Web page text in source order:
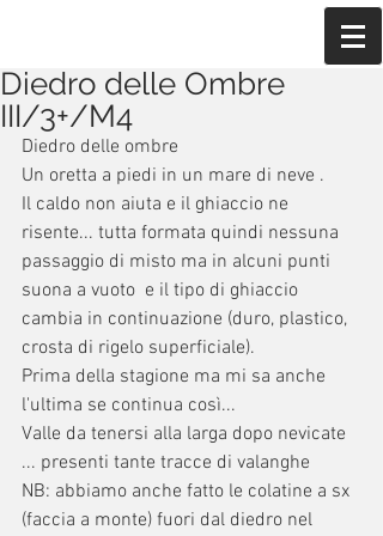
Diedro delle Ombre
III/3+/M4
Diedro delle ombre
Un oretta a piedi in un mare di neve .
Il caldo non aiuta e il ghiaccio ne
risente... tutta formata quindi nessuna
passaggio di misto ma in alcuni punti
suona a vuoto  e il tipo di ghiaccio
cambia in continuazione (duro, plastico,
crosta di rigelo superficiale).
Prima della stagione ma mi sa anche
l'ultima se continua così...
Valle da tenersi alla larga dopo nevicate
... presenti tante tracce di valanghe
NB: abbiamo anche fatto le colatine a sx
(faccia a monte) fuori dal diedro nel